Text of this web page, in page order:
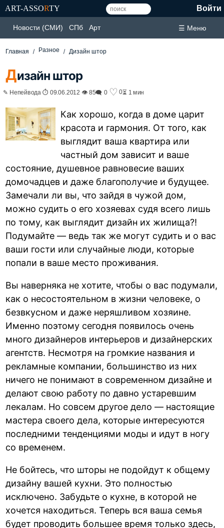
ART-ASSORTY Войти
Новости (СМИ) СПб Арт ☰ Меню
Главная Разное Дизайн штор
Дизайн штор
✎ Непейвода ⏱ 09.06.2012 👁 85🗨 0 ♡ 0⏳ 1 мин
Как хорошо, когда в доме царит
красота и гармония. От того, как
выглядит ваша квартира или
частный дом зависит и ваше
состояние, душевное равновесие ваших
домочадцев и даже благополучие и будущее.
Замечали ли вы, что зайдя в чужой дом,
можно судить о его хозяевах судя всего лишь
по тому, как выглядит дизайн их жилища?!
Подумайте — ведь так же могут судить и о вас
ваши гости или случайные люди, которые
попали в ваше место проживания.
Вы наверняка не хотите, чтобы о вас подумали,
как о несостоятельном в жизни человеке, о
безвкусном и даже неряшливом хозяине.
Именно поэтому сегодня появилось очень
много дизайнеров интерьеров и дизайнерских
агентств. Несмотря на громкие названия и
рекламные компании, большинство из них
ничего не понимают в современном дизайне и
делают свою работу по давно устаревшим
лекалам. Но совсем другое дело — настоящие
мастера своего дела, которые интересуются
последними тенденциями моды и идут в ногу
со временем.
Не бойтесь, что шторы не подойдут к общему
дизайну вашей кухни. Это полностью
исключено. Забудьте о кухне, в которой не
хочется находиться. Теперь вся ваша семья
будет проводить большее время только здесь,